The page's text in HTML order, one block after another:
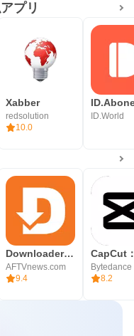
プリ
Xabber
redsolution
10.0
ID.World
Downloader by AFTVnews
AFTVnews.com
9.4
8.2